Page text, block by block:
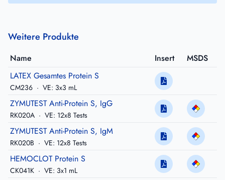
Weitere Produkte
Name Insert
MSDS
LATEX Gesamtes Protein S
CM236 · VE: 3x3 mL
ZYMUTEST Anti-Protein S, IgG
RK020A · VE: 12x8 Tests
ZYMUTEST Anti-Protein S, IgM
RK020B · VE: 12x8 Tests
HEMOCLOT Protein S
CK041K · VE: 3x1 mL